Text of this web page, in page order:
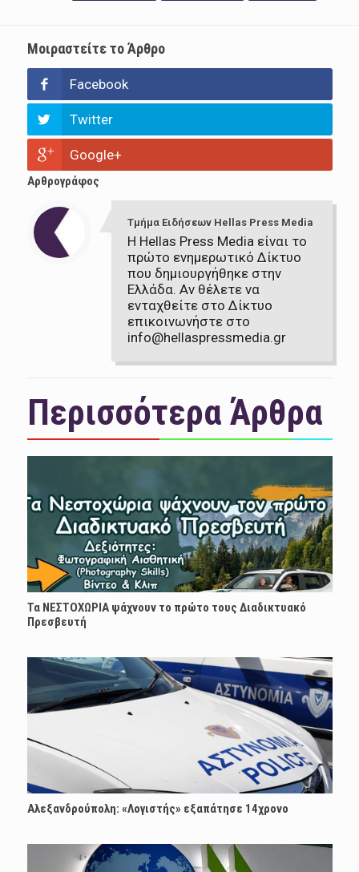
Μοιραστείτε το Άρθρο
Facebook
Twitter
Google+
Αρθρογράφος
Τμήμα Ειδήσεων Hellas Press Media
Η Hellas Press Media είναι το
πρώτο ενημερωτικό Δίκτυο
που δημιουργήθηκε στην
Ελλάδα. Αν θέλετε να
ενταχθείτε στο Δίκτυο
επικοινωνήστε στο
info@hellaspressmedia.gr
Περισσότερα Άρθρα
Τα ΝΕΣΤΟΧΩΡΙΑ ψάχνουν το πρώτο τους Διαδικτυακό
Πρεσβευτή
Αλεξανδρούπολη: «Λογιστής» εξαπάτησε 14χρονο